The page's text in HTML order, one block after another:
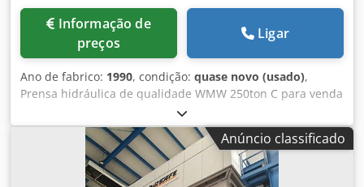
preços
Ligar
Ano de fabrico: 1990, condição: quase novo (usado),
Prensa hidráulica de qualidade WMW 250ton C para venda
O tamanho da cama da máquina é aproximadamente
630mm x 850mm com uma dimensão de 300mm de
abertura/luz diurna. Djdpsig Hzkofx Abzock A máquina
está equipada com uma placa Packer de 150mm que pode
ser removida para permitir uma abertura de 450mm.
Anúncio classificado